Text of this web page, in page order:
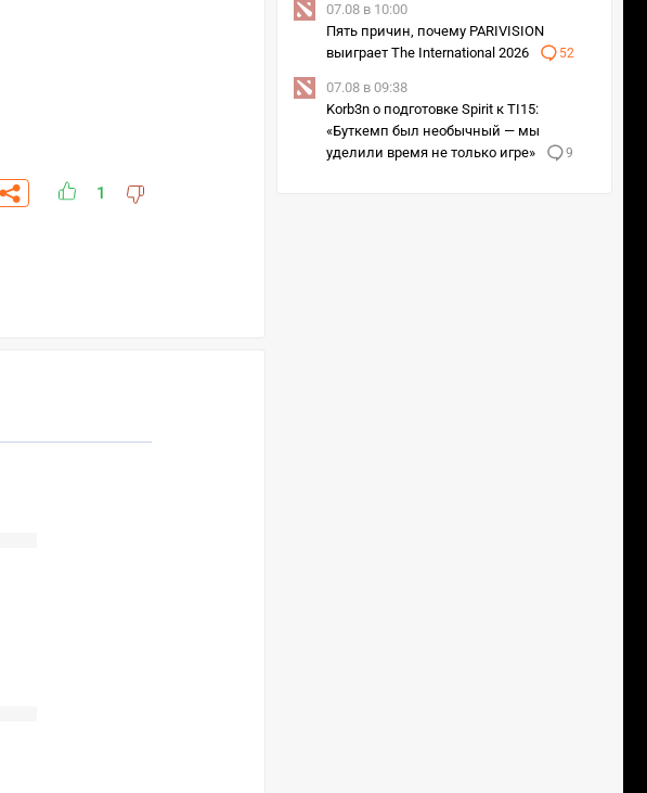
1
07.08 в 10:00
Пять причин, почему PARIVISION
выиграет The International 2026
52
07.08 в 09:38
Korb3n о подготовке Spirit к TI15:
«Буткемп был необычный — мы
уделили время не только игре»
9